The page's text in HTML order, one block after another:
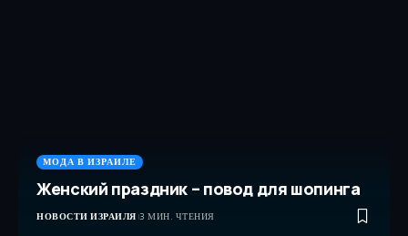
МОДА В ИЗРАИЛЕ
Женский праздник – повод для шопинга
НОВОСТИ ИЗРАИЛЯ 3 МИН. ЧТЕНИЯ